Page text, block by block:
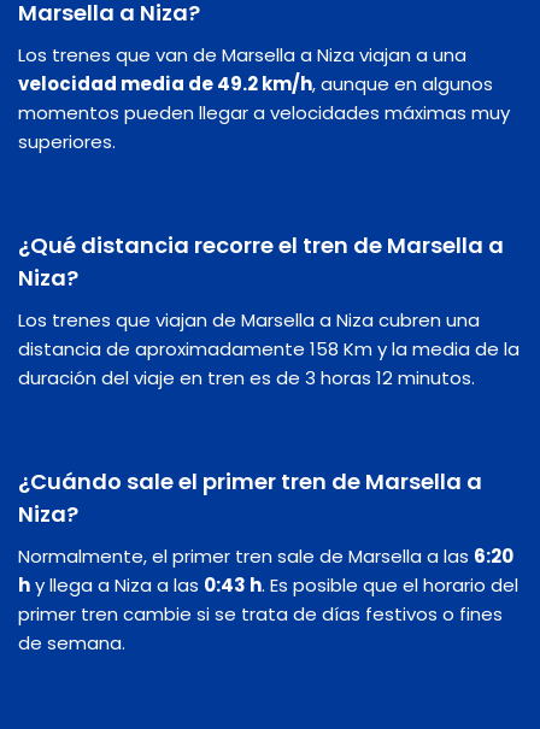
Marsella a Niza?
Los trenes que van de Marsella a Niza viajan a una
velocidad media de 49.2 km/h, aunque en algunos
momentos pueden llegar a velocidades máximas muy
superiores.
¿Qué distancia recorre el tren de Marsella a
Niza?
Los trenes que viajan de Marsella a Niza cubren una
distancia de aproximadamente 158 Km y la media de la
duración del viaje en tren es de 3 horas 12 minutos.
¿Cuándo sale el primer tren de Marsella a
Niza?
Normalmente, el primer tren sale de Marsella a las 6:20
hy llega a Niza a las 0:43 h. Es posible que el horario del
primer tren cambie si se trata de días festivos o fines
de semana.